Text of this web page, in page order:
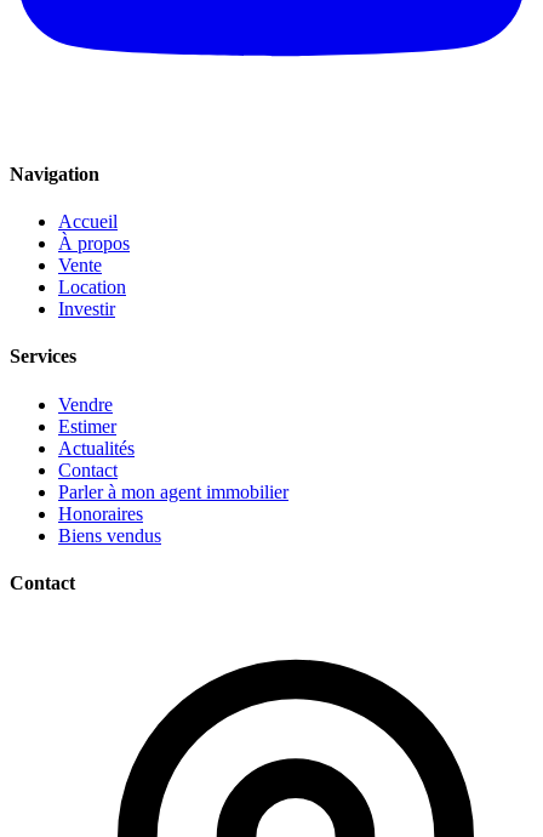
Navigation
Accueil
À propos
Vente
Location
Investir
Services
Vendre
Estimer
Actualités
Contact
Parler à mon agent immobilier
Honoraires
Biens vendus
Contact